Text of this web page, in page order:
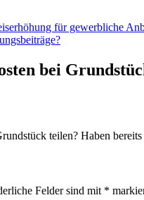
für gewerbliche
bei
teilen? Haben
Felder sind mit *